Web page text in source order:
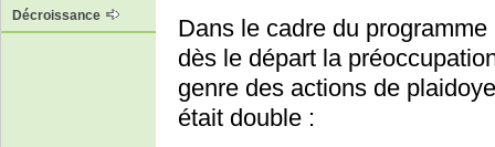
Décroissance
Dans le cadre du programme
dès le départ la
genre des actions de
était double :